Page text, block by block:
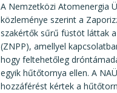
A Nemzetközi Atomenergia
közleménye szerint a
szakértők sűrű füstöt láttak
(ZNPP), amellyel
hogy feltehetőleg
egyik hűtőtornya ellen. A
hozzáférést kértek a